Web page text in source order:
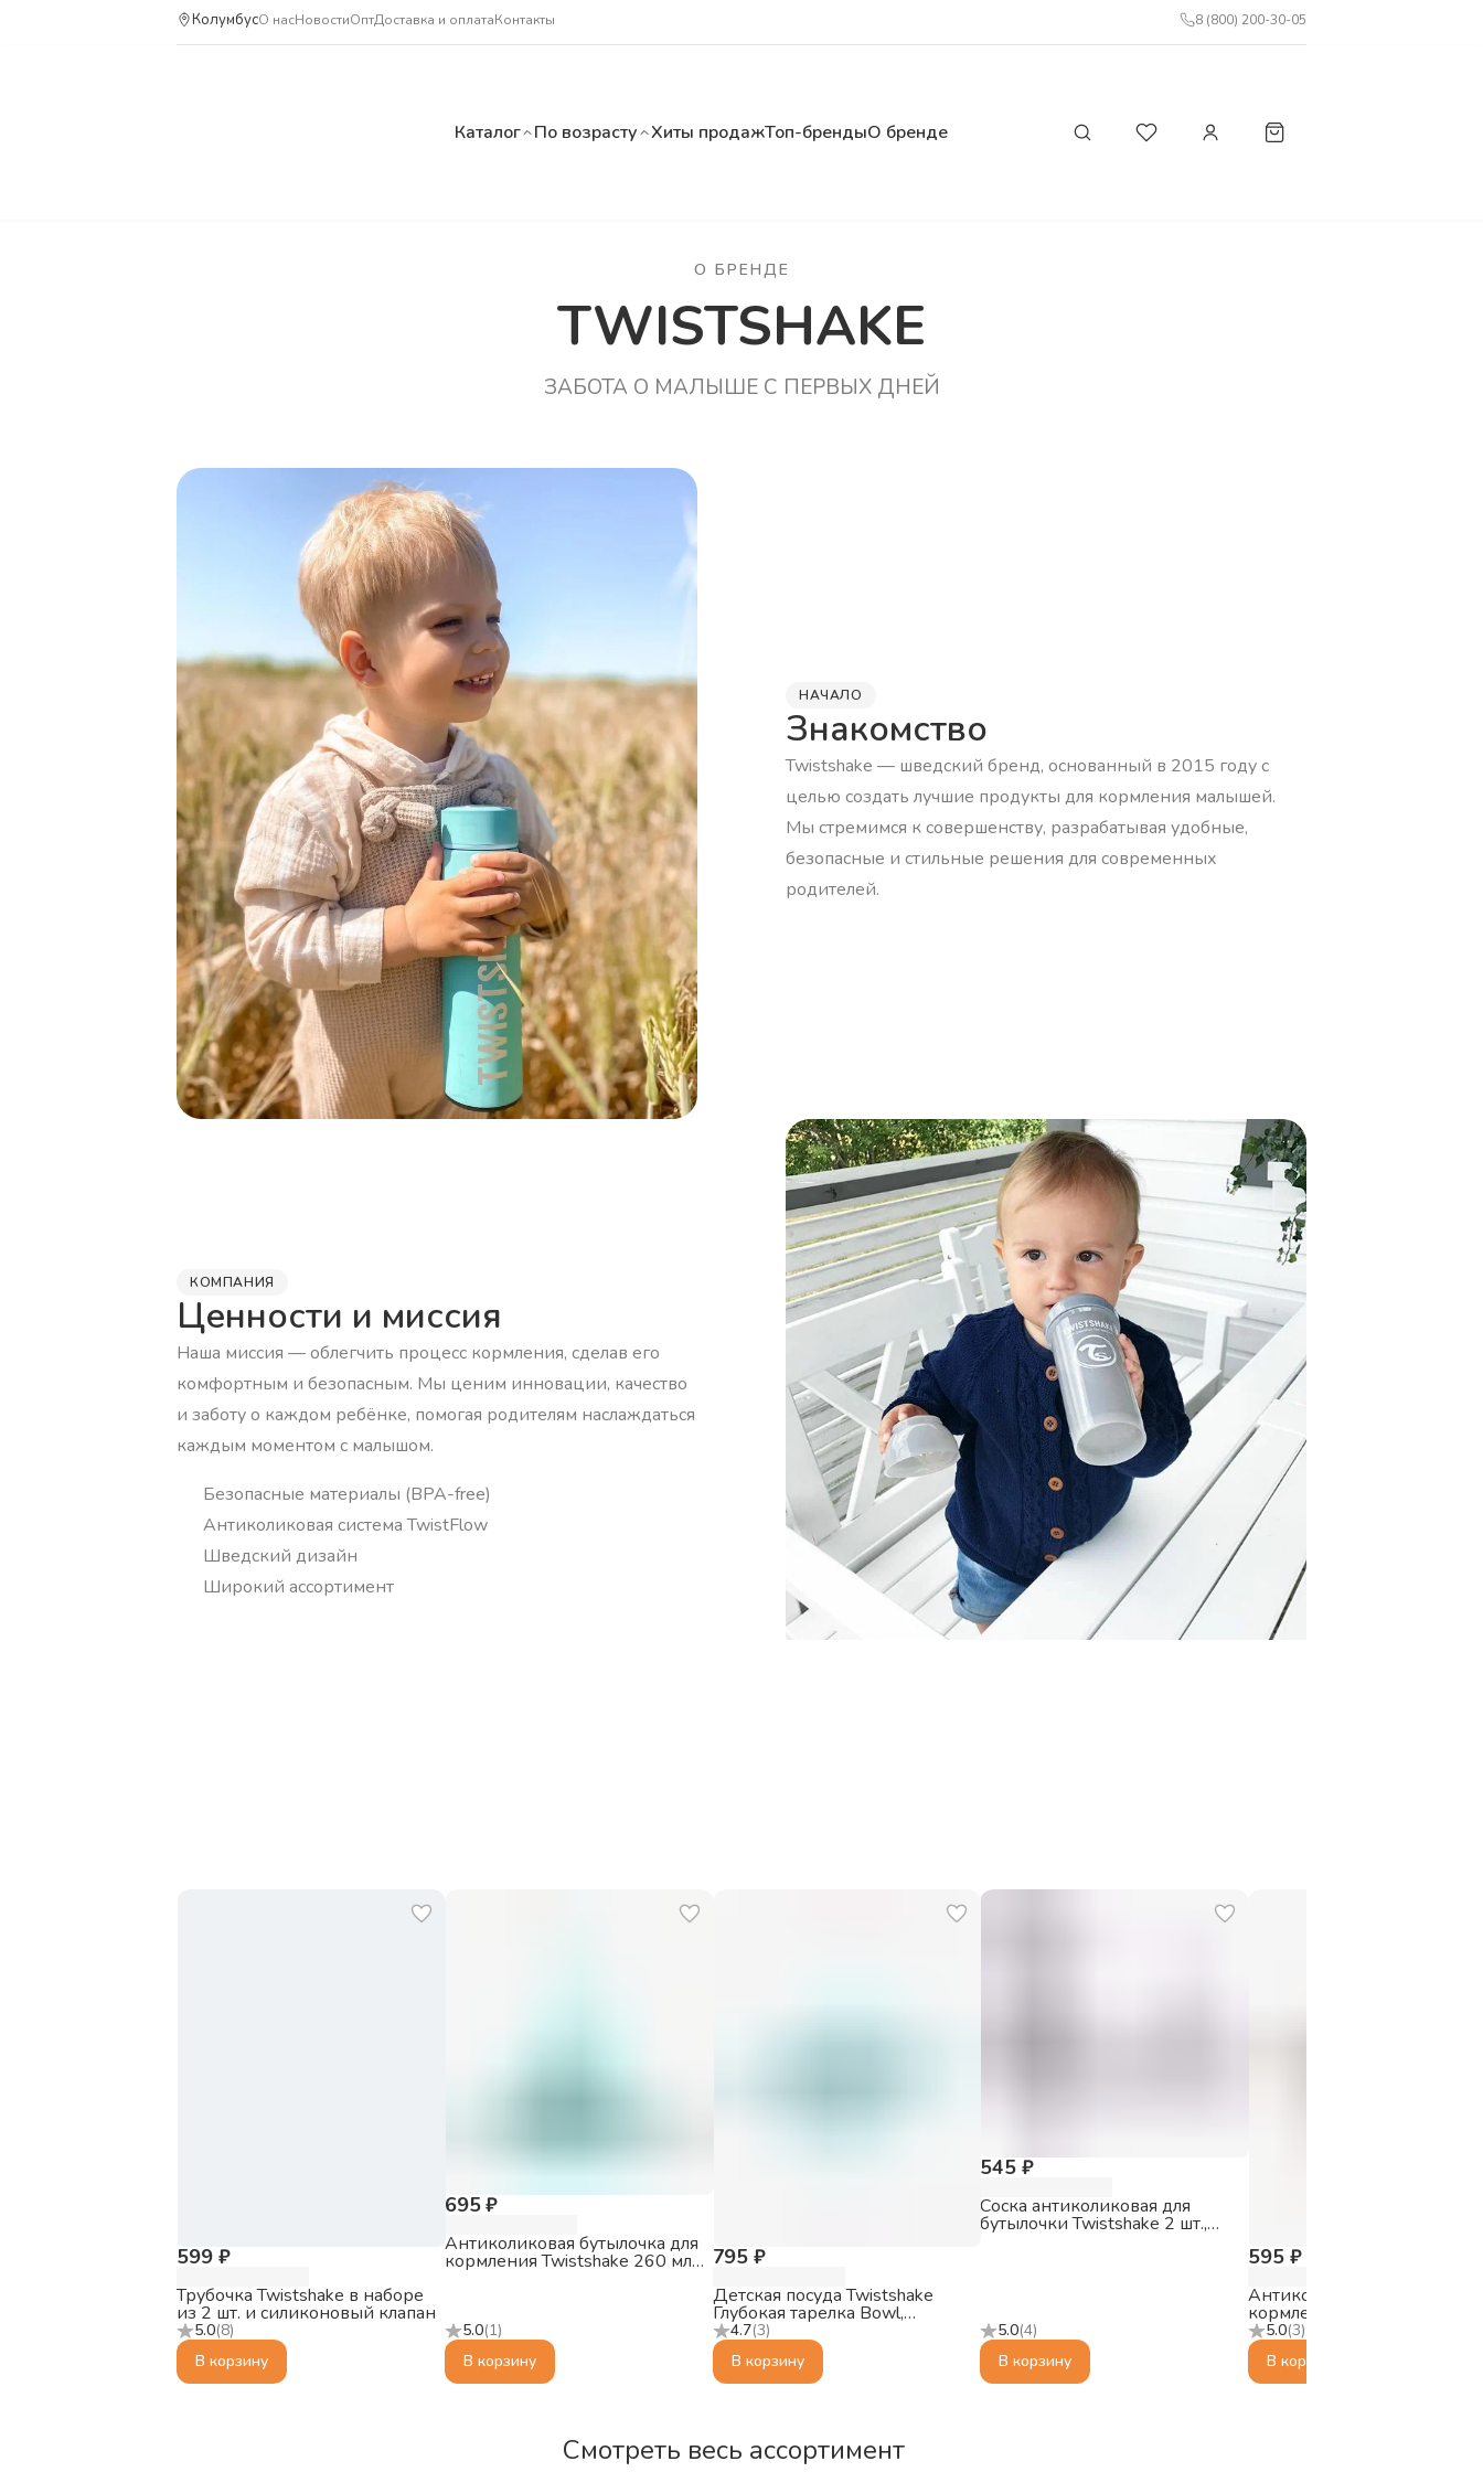
КолумбусО насНовостиОптДоставка и оплатаКонтакты 8 (800) 200-30-05
Каталог По возрасту Хиты продажТоп-брендыО бренде
О БРЕНДЕ
TWISTSHAKE
ЗАБОТА О МАЛЫШЕ С ПЕРВЫХ ДНЕЙ
НАЧАЛО
Знакомство
Twistshake — шведский бренд, основанный в 2015 году с
целью создать лучшие продукты для кормления малышей.
Мы стремимся к совершенству, разрабатывая удобные,
безопасные и стильные решения для современных
родителей.
КОМПАНИЯ
Ценности и миссия
Наша миссия — облегчить процесс кормления, сделав его
комфортным и безопасным. Мы ценим инновации, качество
и заботу о каждом ребёнке, помогая родителям наслаждаться
каждым моментом с малышом.
Безопасные материалы (BPA-free)
Антиколиковая система TwistFlow
Шведский дизайн
Широкий ассортимент
5.0(8)
599 ₽
Трубочка Twistshake в наборе
из 2 шт. и силиконовый клапан
В корзину
5.0(1)
695 ₽
Антиколиковая бутылочка для
кормления Twistshake 260 мл,
В корзину
4.7(3)
795 ₽
Детская посуда Twistshake
Глубокая тарелка Bowl,
пастельный синий, 6+m
В корзину
5.0(4)
545 ₽
Соска антиколиковая для
бутылочки Twistshake 2 шт.,
В корзину
5.0(3)
595 ₽
Антиколиковая бутылочка
кормления Twistshake 125
пастельный серый
В корзину
Смотреть весь ассортимент